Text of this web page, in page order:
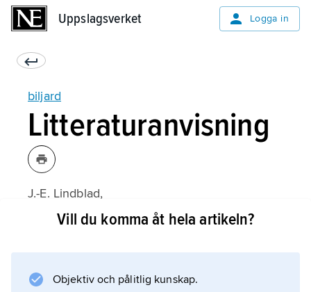
Uppslagsverket Logga in
biljard
Litteraturanvisning
J.-E. Lindblad,
Biljardhandboken
Vill du komma åt hela artikeln?
Objektiv och pålitlig kunskap.